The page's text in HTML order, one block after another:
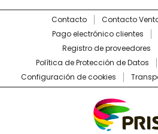
Contacto Contacto
Pago electrónico clientes
Registro de proveedores
Política de Protección de Datos
Configuración de cookies